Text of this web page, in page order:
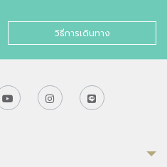
วิธีการเดินทาง